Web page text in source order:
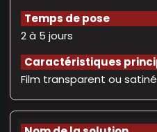
2 à 5 jours
Film transparent ou satiné